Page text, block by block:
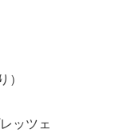
）
ッツェ